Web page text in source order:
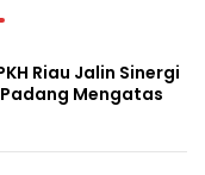
Riau Jalin Sinergi
Mengatas